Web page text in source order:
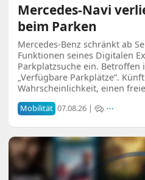
Mercedes-Navi
beim Parken
Mercedes-Benz schränkt ab
Funktionen seines Digitalen
Parkplatzsuche ein. Betroffen
„Verfügbare Parkplätze“.
Wahrscheinlichkeit, einen
Mobilität 07.08.26 | ⋯